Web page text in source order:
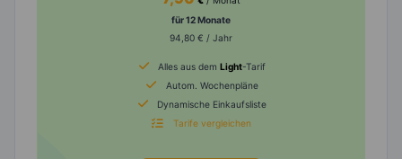
für 12 Monate
94,80 € / Jahr
Alles aus dem Light-Tarif
Autom. Wochenpläne
Dynamische Einkaufsliste
Tarife vergleichen